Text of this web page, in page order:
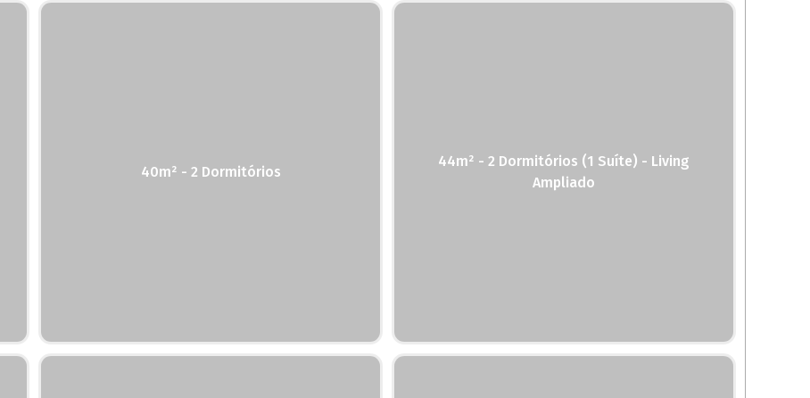
40m² - 2 Dormitórios
44m² - 2 Dormitórios (1 Suíte) - Living
Ampliado